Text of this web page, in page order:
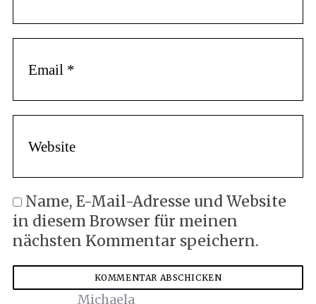
Name, E-Mail-Adresse und Website
in diesem Browser für meinen
nächsten Kommentar speichern.
Michaela